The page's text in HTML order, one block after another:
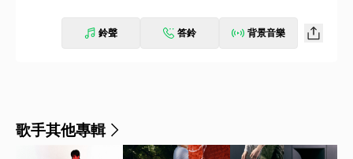
鈴聲 答鈴 背景音樂
歌手其他專輯